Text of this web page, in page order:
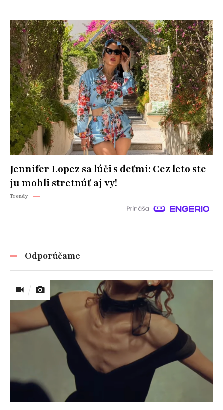
Jennifer Lopez sa lúči s deťmi: Cez leto ste
ju mohli stretnúť aj vy!
Trendy
Odporúčame